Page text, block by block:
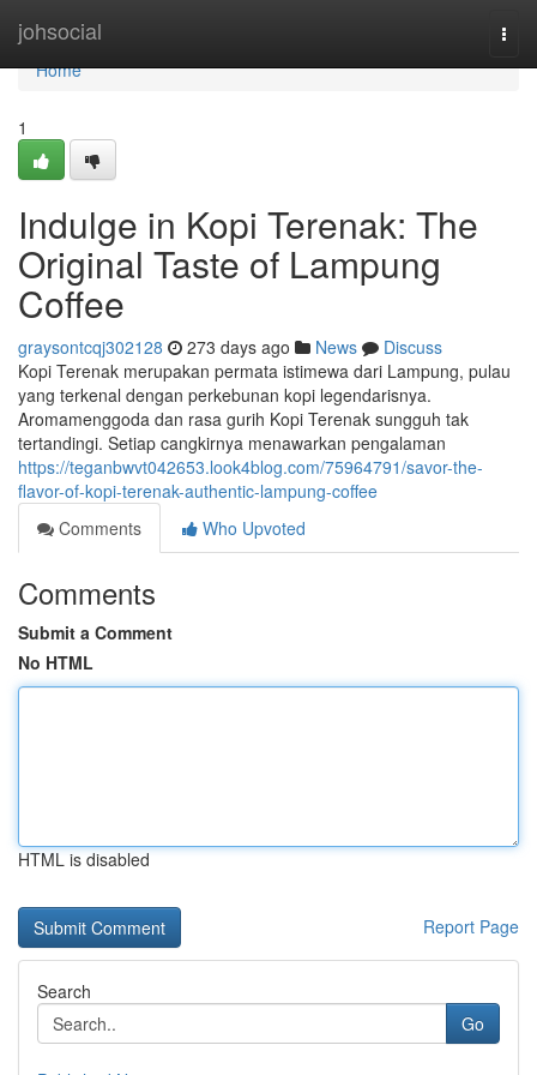
johsocial
Home
Home
1
Indulge in Kopi Terenak: The
Original Taste of Lampung
Coffee
graysontcqj302128 273 days ago News
Discuss
Kopi Terenak merupakan permata istimewa dari Lampung, pulau
yang terkenal dengan perkebunan kopi legendarisnya.
Aromamenggoda dan rasa gurih Kopi Terenak sungguh tak
tertandingi. Setiap cangkirnya menawarkan pengalaman
https://teganbwvt042653.look4blog.com/75964791/savor-the-
flavor-of-kopi-terenak-authentic-lampung-coffee
Comments
Who Upvoted
Comments
Submit a Comment
No HTML
HTML is disabled
Report Page
Search
Go